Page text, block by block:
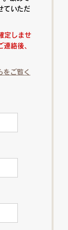
ていただ
定しませ
絡後、
をご覧く